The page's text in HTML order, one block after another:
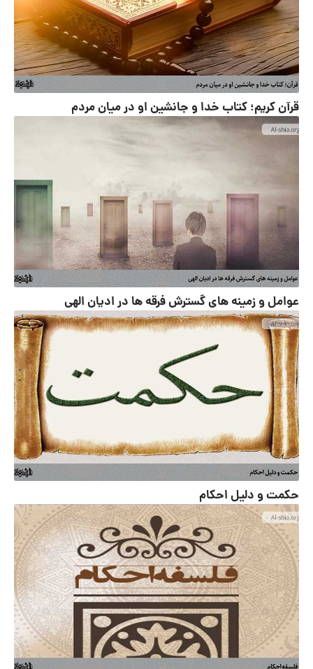
قرآن کریم؛ کتاب خدا و جانشین او در میان مردم
عوامل و زمینه های گسترش فرقه ها در ادیان الهی
حکمت و دلیل احکام